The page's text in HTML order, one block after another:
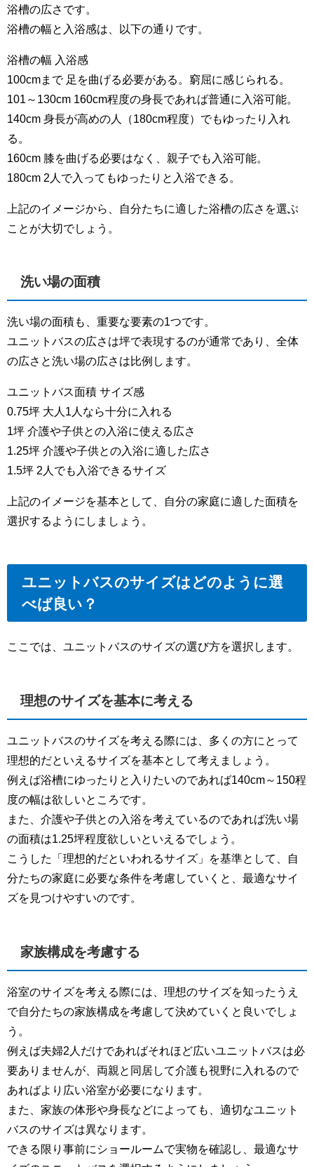
浴槽の広さです。
浴槽の幅と入浴感は、以下の通りです。
浴槽の幅 入浴感
100cmまで 足を曲げる必要がある。窮屈に感じられる。
101～130cm 160cm程度の身長であれば普通に入浴可能。
140cm 身長が高めの人（180cm程度）でもゆったり入れ
る。
160cm 膝を曲げる必要はなく、親子でも入浴可能。
180cm 2人で入ってもゆったりと入浴できる。
上記のイメージから、自分たちに適した浴槽の広さを選ぶ
ことが大切でしょう。
洗い場の面積
洗い場の面積も、重要な要素の1つです。
ユニットバスの広さは坪で表現するのが通常であり、全体
の広さと洗い場の広さは比例します。
ユニットバス面積 サイズ感
0.75坪 大人1人なら十分に入れる
1坪 介護や子供との入浴に使える広さ
1.25坪 介護や子供との入浴に適した広さ
1.5坪 2人でも入浴できるサイズ
上記のイメージを基本として、自分の家庭に適した面積を
選択するようにしましょう。
ユニットバスのサイズはどのように選
べば良い？
ここでは、ユニットバスのサイズの選び方を選択します。
理想のサイズを基本に考える
ユニットバスのサイズを考える際には、多くの方にとって
理想的だといえるサイズを基本として考えましょう。
例えば浴槽にゆったりと入りたいのであれば140cm～150程
度の幅は欲しいところです。
また、介護や子供との入浴を考えているのであれば洗い場
の面積は1.25坪程度欲しいといえるでしょう。
こうした「理想的だといわれるサイズ」を基準として、自
分たちの家庭に必要な条件を考慮していくと、最適なサイ
ズを見つけやすいのです。
家族構成を考慮する
浴室のサイズを考える際には、理想のサイズを知ったうえ
で自分たちの家族構成を考慮して決めていくと良いでしょ
う。
例えば夫婦2人だけであればそれほど広いユニットバスは必
要ありませんが、両親と同居して介護も視野に入れるので
あればより広い浴室が必要になります。
また、家族の体形や身長などによっても、適切なユニット
バスのサイズは異なります。
できる限り事前にショールームで実物を確認し、最適なサ